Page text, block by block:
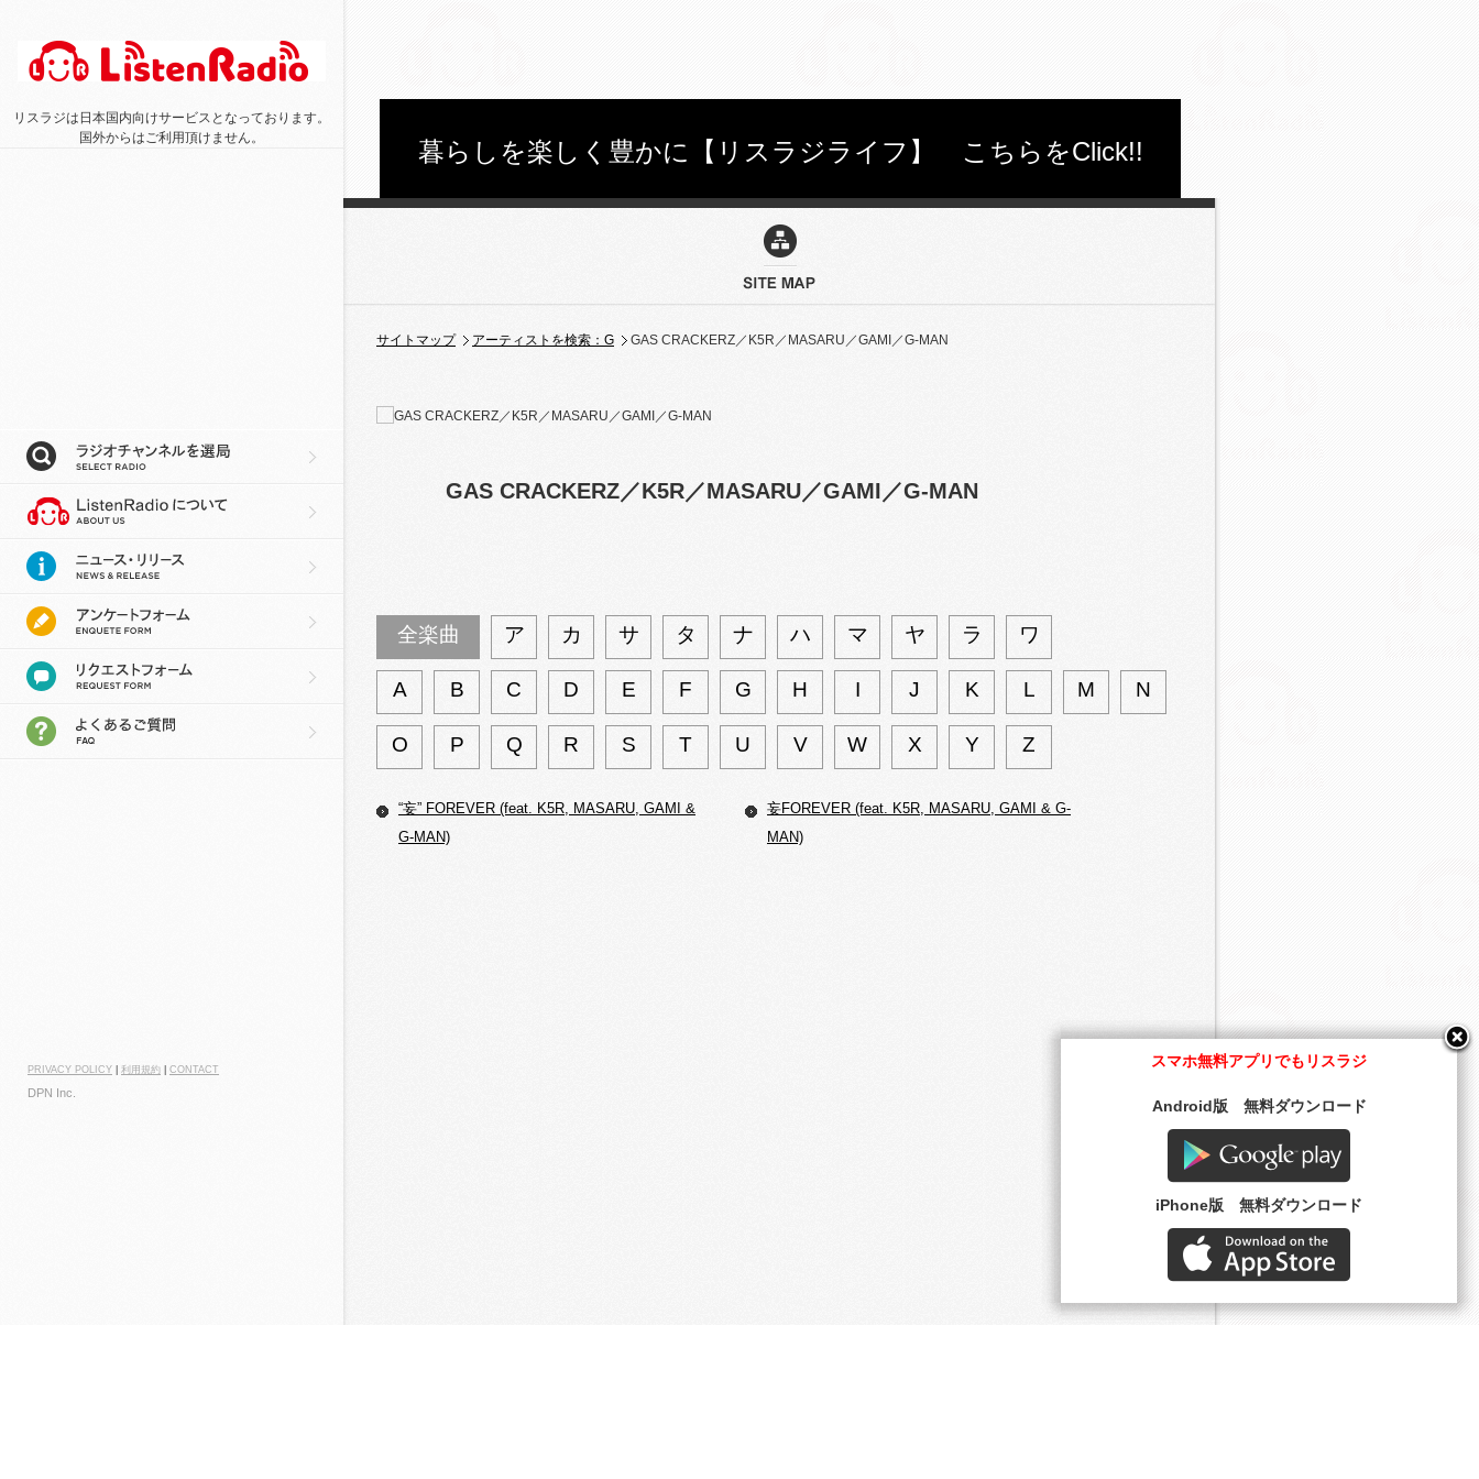
暮らしを楽しく豊かに【リスラジライフ】 こちらをClick!!
リスラジは日本国内向けサービスとなっております。
国外からはご利用頂けません。
PRIVACY POLICY 利用規約 CONTACT
DPN Inc.
サイトマップ アーティストを検索：G GAS CRACKERZ／K5R／MASARU／GAMI／G-MAN
GAS CRACKERZ／K5R／MASARU／GAMI／G-MAN
全楽曲 ア カ サ タ ナ ハ マ ヤ ラ ワ
A B C D E F G H I J K L M N
O P Q R S T U V W X Y Z
“妄” FOREVER (feat. K5R, MASARU, GAMI &
G-MAN)
妄FOREVER (feat. K5R, MASARU, GAMI & G-
MAN)
スマホ無料アプリでもリスラジ
Android版 無料ダウンロード
iPhone版 無料ダウンロード